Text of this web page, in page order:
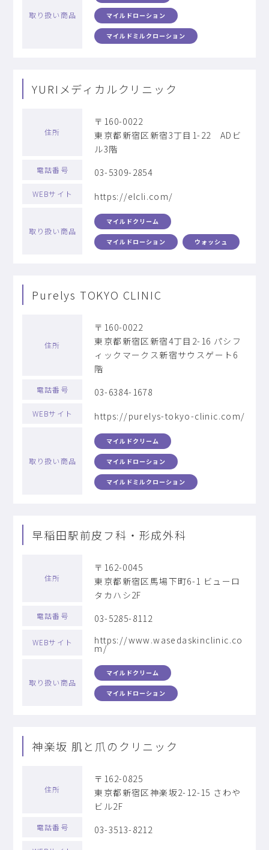
取り扱い商品 マイルドローション
マイルドミルクローション
YURIメディカルクリニック
住所
〒160-0022
東京都新宿区新宿3丁目1-22 ADビ
ル3階
電話番号 03-5309-2854
WEBサイト https://elcli.com/
取り扱い商品
マイルドクリーム
マイルドローション ウォッシュ
Purelys TOKYO CLINIC
住所
〒160-0022
東京都新宿区新宿4丁目2-16 パシフ
ィックマークス新宿サウスゲート6
階
電話番号 03-6384-1678
WEBサイト https://purelys-tokyo-clinic.com/
取り扱い商品
マイルドクリーム
マイルドローション
マイルドミルクローション
早稲田駅前皮フ科・形成外科
住所
〒162-0045
東京都新宿区馬場下町6-1 ビューロ
タカハシ2F
電話番号 03-5285-8112
WEBサイト https://www.wasedaskinclinic.co
m/
取り扱い商品
マイルドクリーム
マイルドローション
神楽坂 肌と爪のクリニック
住所
〒162-0825
東京都新宿区神楽坂2-12-15 さわや
ビル2F
電話番号 03-3513-8212